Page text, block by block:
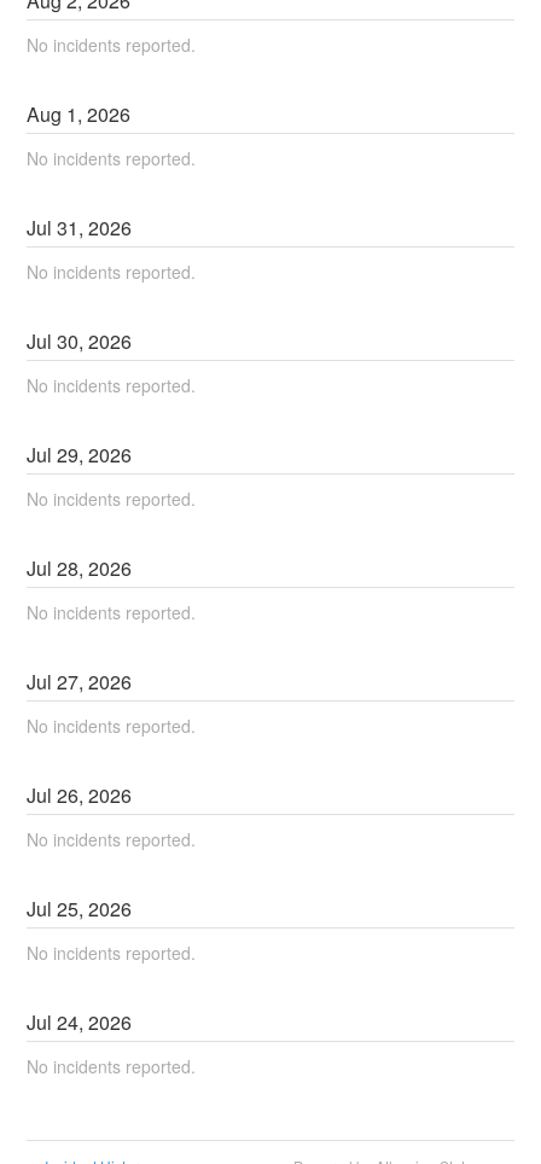
No incidents reported.
Aug 1,2026
No incidents reported.
Jul31,2026
No incidents reported.
Jul30,2026
No incidents reported.
Jul29,2026
No incidents reported.
Jul28,2026
No incidents reported.
Jul27,2026
No incidents reported.
Jul26,2026
No incidents reported.
Jul25,2026
No incidents reported.
Jul24,2026
No incidents reported.